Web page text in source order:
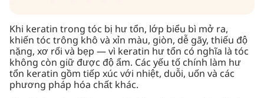
Khi keratin trong tóc bị hư tổn, lớp biểu bì mở ra,
khiến tóc trông khô và xỉn màu, giòn, dễ gãy, thiếu độ
nặng, xơ rối và bẹp — vì keratin hư tổn có nghĩa là tóc
không còn giữ được độ ẩm. Các yếu tố chính làm hư
tổn keratin gồm tiếp xúc với nhiệt, duỗi, uốn và các
phương pháp hóa chất khác.